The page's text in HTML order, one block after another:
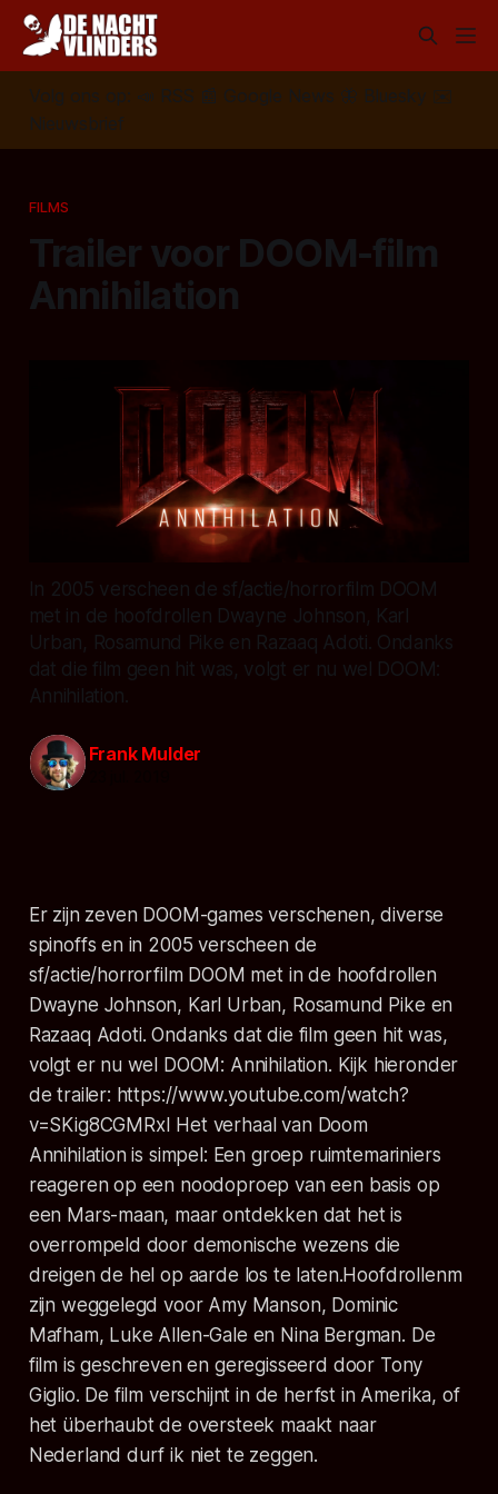
Volg ons op: 📣 RSS 📰 Google News 🦋 Bluesky
✉️
Nieuwsbrief
FILMS
Trailer voor DOOM-film
Annihilation
In 2005 verscheen de sf/actie/horrorfilm DOOM
met in de hoofdrollen Dwayne Johnson, Karl
Urban, Rosamund Pike en Razaaq Adoti. Ondanks
dat die film geen hit was, volgt er nu wel DOOM:
Annihilation.
Frank Mulder
Er zijn zeven DOOM-games verschenen, diverse
spinoffs en in 2005 verscheen de
sf/actie/horrorfilm DOOM met in de hoofdrollen
Dwayne Johnson, Karl Urban, Rosamund Pike en
Razaaq Adoti. Ondanks dat die film geen hit was,
volgt er nu wel DOOM: Annihilation. Kijk hieronder
de trailer: https://www.youtube.com/watch?
v=SKig8CGMRxI Het verhaal van Doom
Annihilation is simpel: Een groep ruimtemariniers
reageren op een noodoproep van een basis op
een Mars-maan, maar ontdekken dat het is
overrompeld door demonische wezens die
dreigen de hel op aarde los te laten.Hoofdrollenm
zijn weggelegd voor Amy Manson, Dominic
Mafham, Luke Allen-Gale en Nina Bergman. De
film is geschreven en geregisseerd door Tony
Giglio. De film verschijnt in de herfst in Amerika, of
het überhaubt de oversteek maakt naar
Nederland durf ik niet te zeggen.